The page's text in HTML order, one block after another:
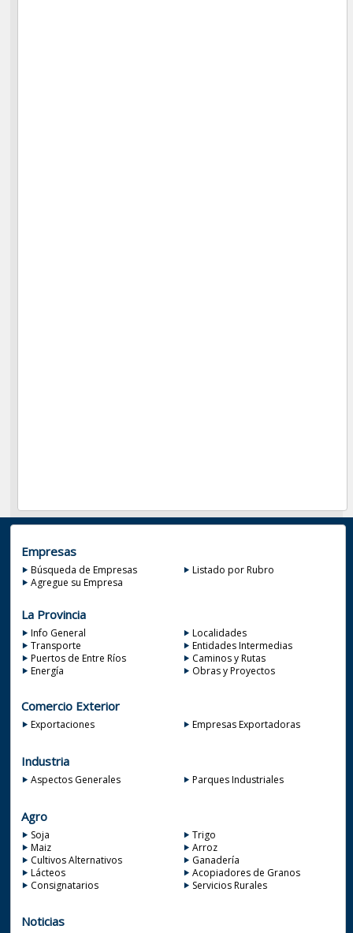
Empresas
Búsqueda de Empresas
Listado por Rubro
Agregue su Empresa
La Provincia
Info General
Localidades
Transporte
Entidades Intermedias
Puertos de Entre Ríos
Caminos y Rutas
Energía
Obras y Proyectos
Comercio Exterior
Exportaciones Empresas Exportadoras
Industria
Aspectos Generales Parques Industriales
Agro
Soja
Trigo
Maiz
Arroz
Cultivos Alternativos
Ganadería
Lácteos
Acopiadores de Granos
Consignatarios
Servicios Rurales
Noticias